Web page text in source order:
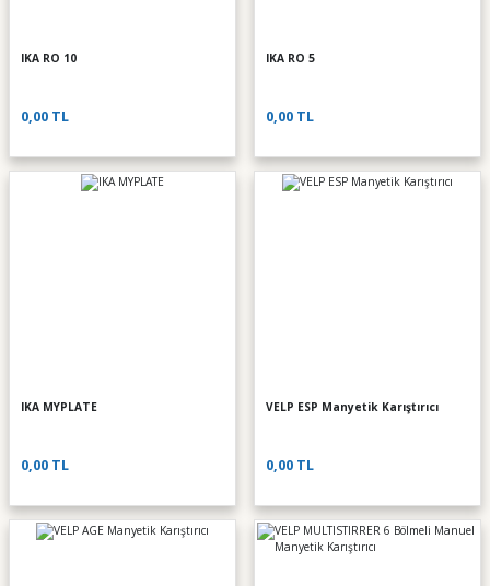
IKA RO 10
0,00 TL
IKA RO 5
0,00 TL
IKA MYPLATE
0,00 TL
VELP ESP Manyetik Karıştırıcı
0,00 TL